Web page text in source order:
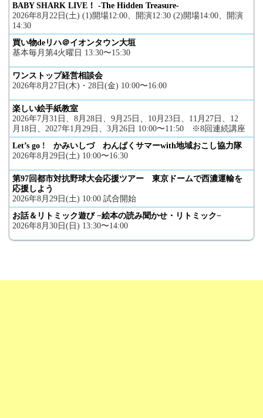
BABY SHARK LIVE！ -The Hidden Treasure-
2026年8月22日(土) (1)開場12:00、開演12:30 (2)開場14:00、開演
14:30
買い物deリハ＠イオンタウン大垣
基本毎月第4火曜日 13:30〜15:30
ワンストップ経営相談会
2026年8月27日(木)・28日(金) 10:00〜16:00
楽しい絵手紙教室
2026年7月31日、8月28日、9月25日、10月23日、11月27日、12
月18日、2027年1月29日、3月26日 10:00〜11:50 ※8回連続講座
Let’s go ! かみいしづ わんぱくサマーwith地域おこし協力隊
2026年8月29日(土) 10:00〜16:30
第97回都市対抗野球大会応援ツアー 東京ドームで西濃運輸を
応援しよう
2026年8月29日(土) 10:00 試合開始
お話＆リトミック遊び −絵本の読み聞かせ・リトミック−
2026年8月30日(日) 13:30〜14:00